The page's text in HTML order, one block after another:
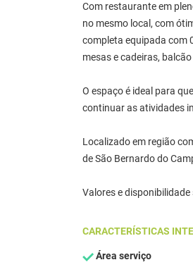
Com restaurante em
no mesmo local, com
completa equipada com
mesas e cadeiras,
O espaço é ideal para
continuar as atividades
Localizado em região
de São Bernardo do
Valores e
CARACTERÍSTICAS
Área serviço